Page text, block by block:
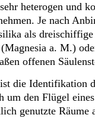
heterogen und
Je nach
als
a. M.)
offenen
die Identifikation
um den Flügel
genutzte